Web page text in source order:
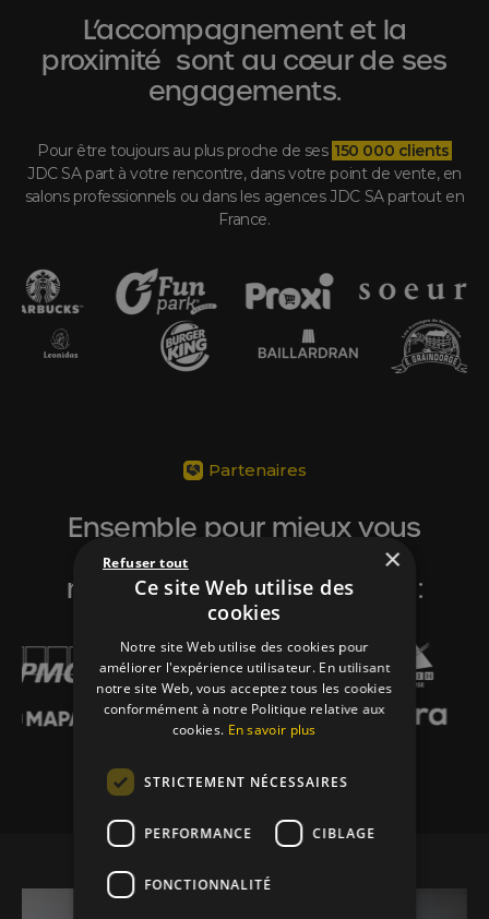
L’accompagnement et la
proximité sont au cœur de ses
engagements.
Pour être toujours au plus proche de ses 150 000 clients
JDC SA part à votre rencontre, dans votre point de vente, en
salons professionnels ou dans les agences JDC SA partout en
France.
Partenaires
Ensemble pour mieux vous
accompagner,
nous sommes partenaires :
×
Ce site Web utilise des
cookies
Notre site Web utilise des cookies pour
améliorer l'expérience utilisateur. En utilisant
notre site Web, vous acceptez tous les cookies
conformément à notre Politique relative aux
cookies. En savoir plus
STRICTEMENT NÉCESSAIRES
PERFORMANCE CIBLAGE
FONCTIONNALITÉ
Refuser tout